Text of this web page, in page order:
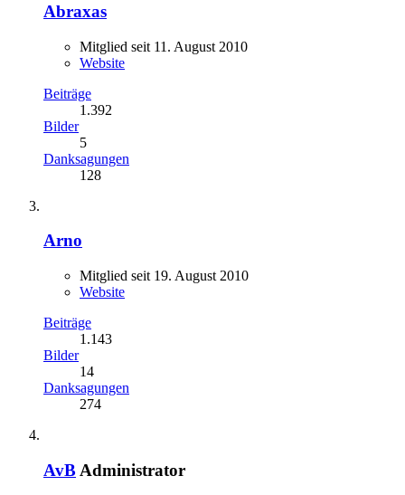
Abraxas
Mitglied seit 11. August 2010
Website
Beiträge
1.392
Bilder
5
Danksagungen
128
Arno
Mitglied seit 19. August 2010
Website
Beiträge
1.143
Bilder
14
Danksagungen
274
AvB Administrator